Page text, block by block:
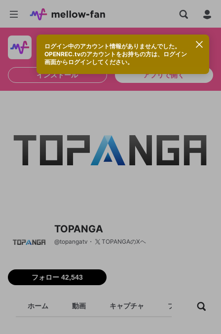
ログイン中のアカウント情報がありませんでした。
OPENREC.tvのアカウントをお持ちの方は、ログイン
画面からログインしてください。
快適に視聴するなら、アプリをインストールしよう！
インストール アプリで開く
TOPANGA
@topangatv TOPANGAのXヘ
フォロー 42,543
ホーム 動画 キャプチャ プレイリスト